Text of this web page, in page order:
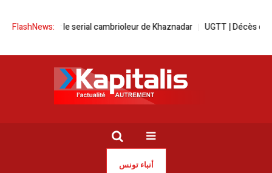
FlashNews:
pour le serial cambrioleur de Khaznadar UGTT | Décès de
أنباء تونس